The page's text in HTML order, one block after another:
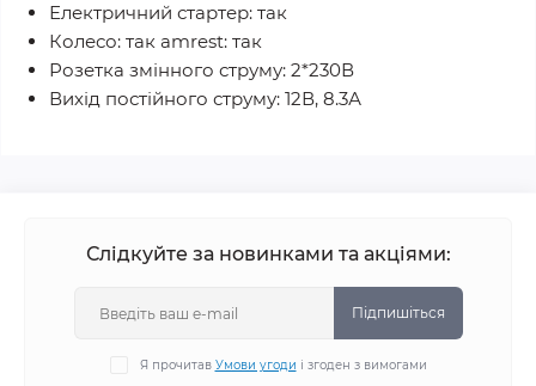
Електричний стартер: так
Колесо: так amrest: так
Розетка змінного струму: 2*230В
Вихід постійного струму: 12В, 8.3А
Слідкуйте за новинками та акціями:
Підпишіться
Я прочитав Умови угоди і згоден з вимогами